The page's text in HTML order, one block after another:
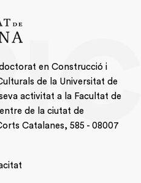
en Construcció i
de la Universitat de
activitat a la Facultat de
de la ciutat de
Catalanes, 585 - 08007